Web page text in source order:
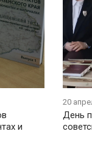
и
20
День